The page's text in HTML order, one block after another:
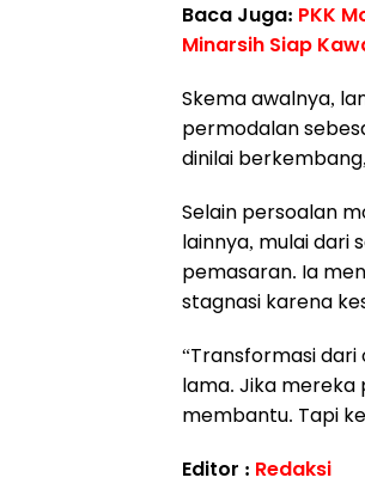
Baca Juga: PKK
Minarsih Siap
Skema awalnya,
permodalan
dinilai
Selain persoalan
lainnya, mulai dari
pemasaran. Ia
stagnasi karena
“Transformasi
lama. Jika mereka
membantu. Tapi
Editor : Redaksi